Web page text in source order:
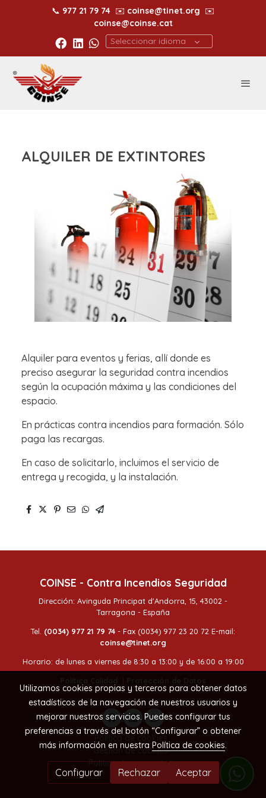
📞 977 21 79 74 ✉️ coinse@tinet.org ✉️
coinse@coinse.cat
Seleccionar idioma
ALQUILER DE EXTINTORES
Alquiler para eventos y ferias, allí donde es
preciso asegurar la seguridad contra incendios
según la ocupación máxima y las condiciones del
espacio.
En prácticas contra incendios para formación. Sólo
paga las recargas.
En caso de solicitarlo, incluimos el servicio de
entrega y recogida, y la instalación.
COINSE - Contra Incendios Seguridad
Dirección: Avinguda Principat d'Andorra, 15, 43002 -
Tarragona - España
Tel. (0034) 977 21 79 74 - Fax (0034) 977 23 20 72 E-mail:
coinse@tinet.org
Horario: de lunes a viernes de 8:30 a 13:00 y de 16:00 a 19:00
Gestión de cookies
Política de privacidad
Utilizamos cookies propias y terceros para obtener datos
estadísticos de la navegación de nuestros usuarios y
mejorar nuestros servicios. Puedes configurar tus
preferencias a través del botón “Configurar” o obtener
más información en nuestra Política de cookies.
Configurar Rechazar Aceptar